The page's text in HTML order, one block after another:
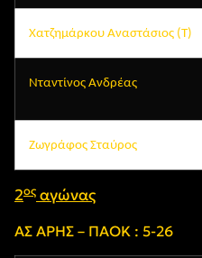
Χατζημάρκου Αναστάσιος (Τ)
Νταντίνος Ανδρέας
Ζωγράφος Σταύρος
2ος αγώνας
ΑΣ ΑΡΗΣ – ΠΑΟΚ : 5-26